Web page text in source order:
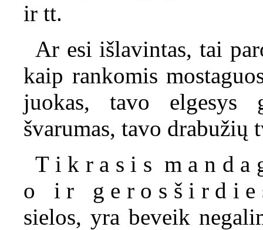
ir tt.
Ar esi išlavintas, tai
kaip rankomis
juokas, tavo elgesys
švarumas, tavo
T i k r a s i s m a n d
o i r g e r o s š i r d i e
sielos, yra beveik